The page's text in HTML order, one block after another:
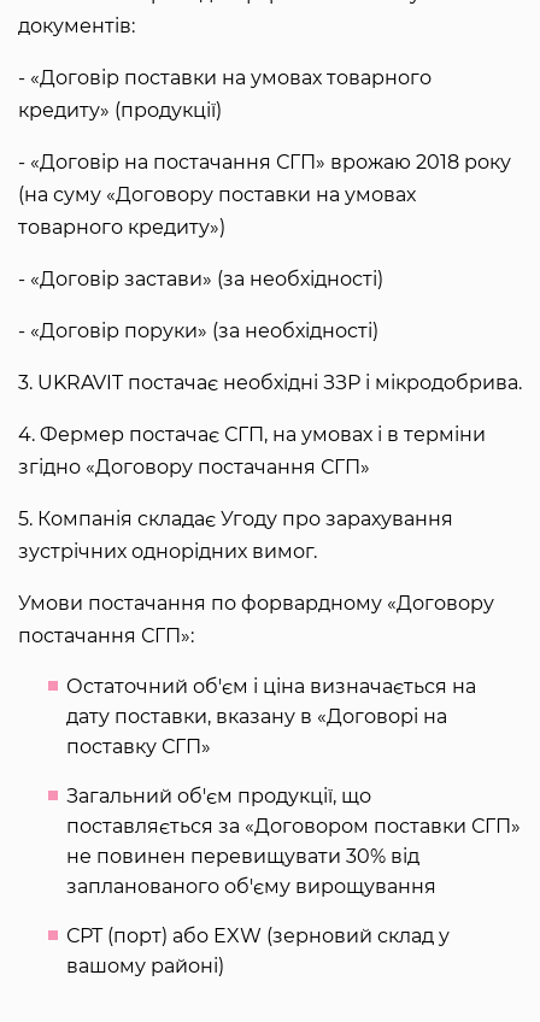
документів:
- «Договір поставки на умовах товарного
кредиту» (продукції)
- «Договір на постачання СГП» врожаю 2018 року
(на суму «Договору поставки на умовах
товарного кредиту»)
- «Договір застави» (за необхідності)
- «Договір поруки» (за необхідності)
3. UKRAVIT постачає необхідні ЗЗР і мікродобрива.
4. Фермер постачає СГП, на умовах і в терміни
згідно «Договору постачання СГП»
5. Компанія складає Угоду про зарахування
зустрічних однорідних вимог.
Умови постачання по форвардному «Договору
постачання СГП»:
Остаточний об'єм і ціна визначається на
дату поставки, вказану в «Договорі на
поставку СГП»
Загальний об'єм продукції, що
поставляється за «Договором поставки СГП»
не повинен перевищувати 30% від
запланованого об'єму вирощування
СРТ (порт) або EXW (зерновий склад у
вашому районі)